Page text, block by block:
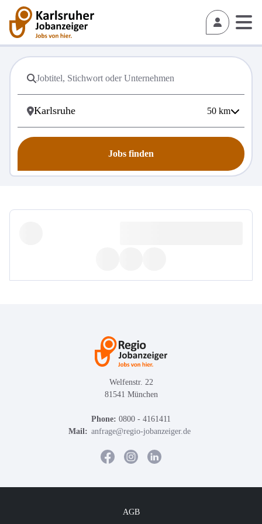
50 km
Jobs finden
Welfenstr. 22
81541 München
Phone: 0800 - 4161411
Mail: anfrage@regio-jobanzeiger.de
AGB